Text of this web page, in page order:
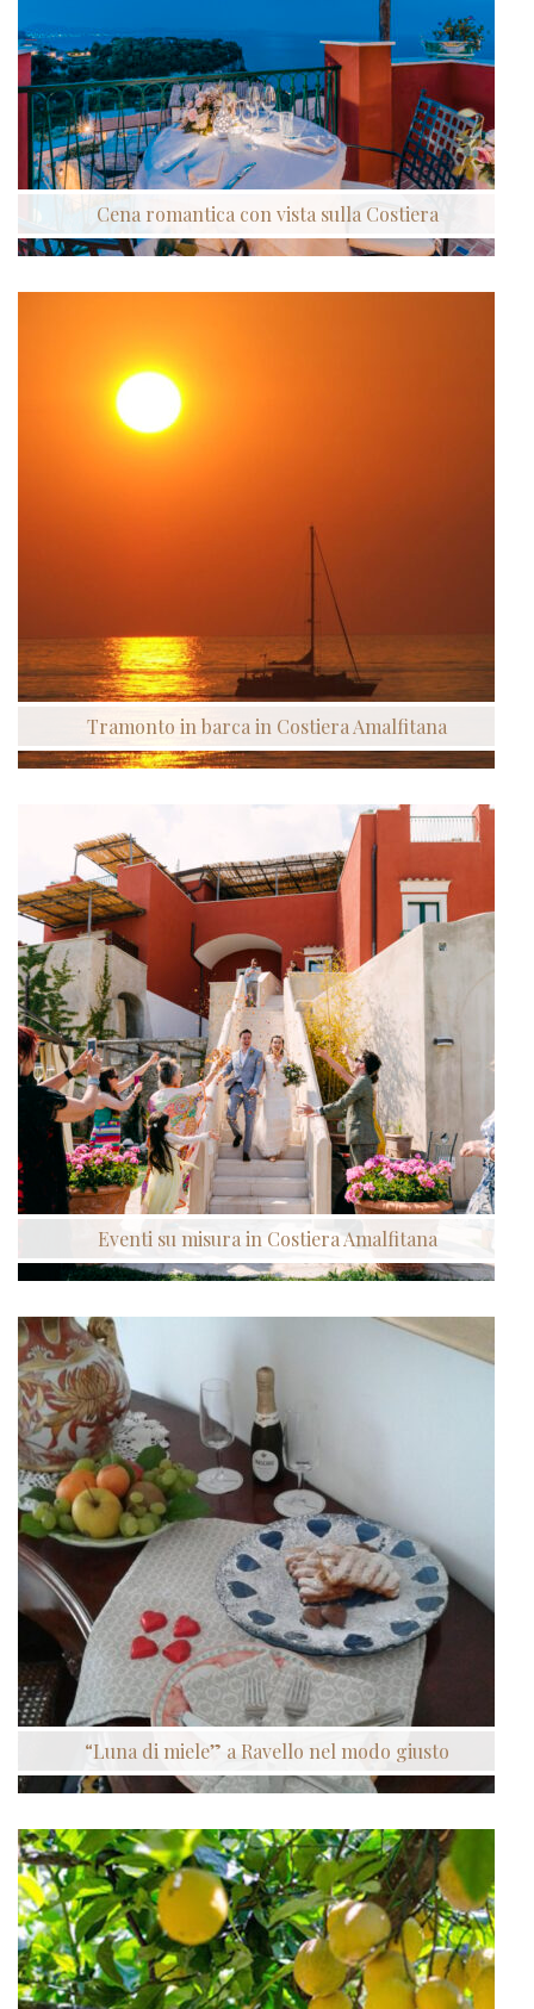
Cena romantica con vista sulla Costiera
Tramonto in barca in Costiera Amalfitana
Eventi su misura in Costiera Amalfitana
“Luna di miele” a Ravello nel modo giusto